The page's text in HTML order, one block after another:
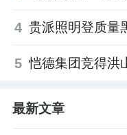
4
5
最新文章